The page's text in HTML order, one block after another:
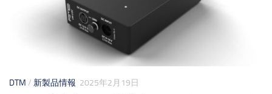
DTM / 新製品情報 2025年2月19日